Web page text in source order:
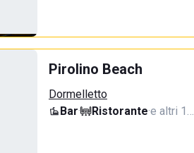
Pirolino Beach
Dormelletto
Bar· Ristorante·e altri 1…